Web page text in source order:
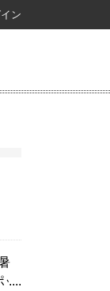
ン
ッ